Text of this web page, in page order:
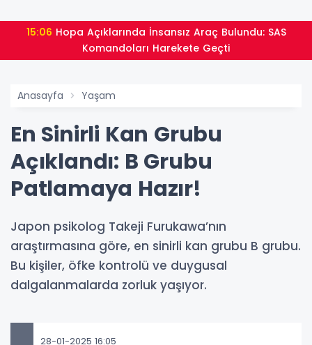
15:06
Komandoları Harekete Geçti
Anasayfa Yaşam
En Sinirli Kan Grubu
Açıklandı: B Grubu
Patlamaya Hazır!
Japon psikolog Takeji Furukawa’nın
araştırmasına göre, en sinirli kan grubu B grubu.
Bu kişiler, öfke kontrolü ve duygusal
dalgalanmalarda zorluk yaşıyor.
28-01-2025 16:05